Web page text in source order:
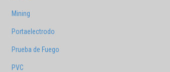
Mining
Portaelectrodo
Prueba de Fuego
PVC